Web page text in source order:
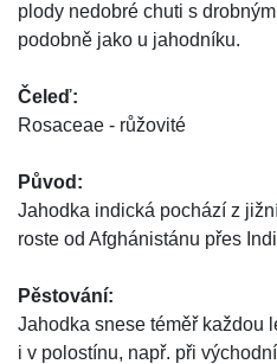
plody nedobré chuti s
podobně jako u jahodníku.
Čeleď:
Rosaceae - růžovité
Původ:
Jahodka indická pochází z
roste od Afghánistánu přes
Pěstování:
Jahodka snese téměř každou
i v polostínu, např. při